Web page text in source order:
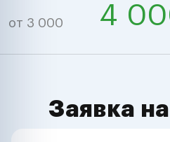
от 3 000 4
Заявка